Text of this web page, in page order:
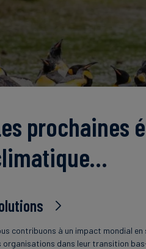
prochaines
contribuons à un impact mondial
organisations dans leur transition